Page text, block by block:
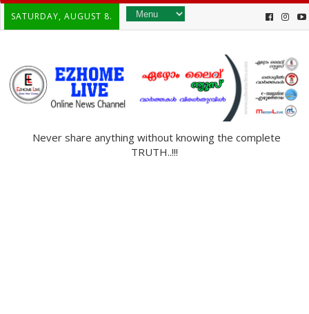
SATURDAY, AUGUST 8.
Never share anything without knowing the complete
TRUTH..!!!